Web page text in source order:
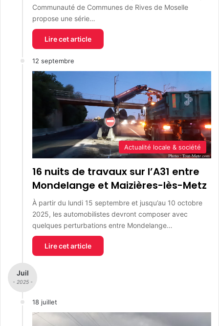
Communauté de Communes de Rives de Moselle
propose une série…
Lire cet article
12 septembre
Actualité locale & société
16 nuits de travaux sur l’A31 entre
Mondelange et Maizières-lès-Metz
À partir du lundi 15 septembre et jusqu’au 10 octobre
2025, les automobilistes devront composer avec
quelques perturbations entre Mondelange…
Lire cet article
Juil
- 2025 -
18 juillet